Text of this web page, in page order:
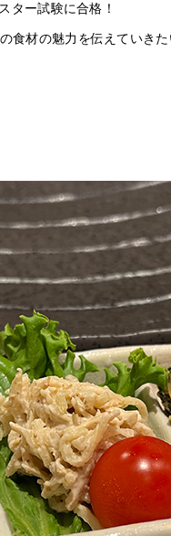
ター試験に合格！
食材の魅力を伝えていきた